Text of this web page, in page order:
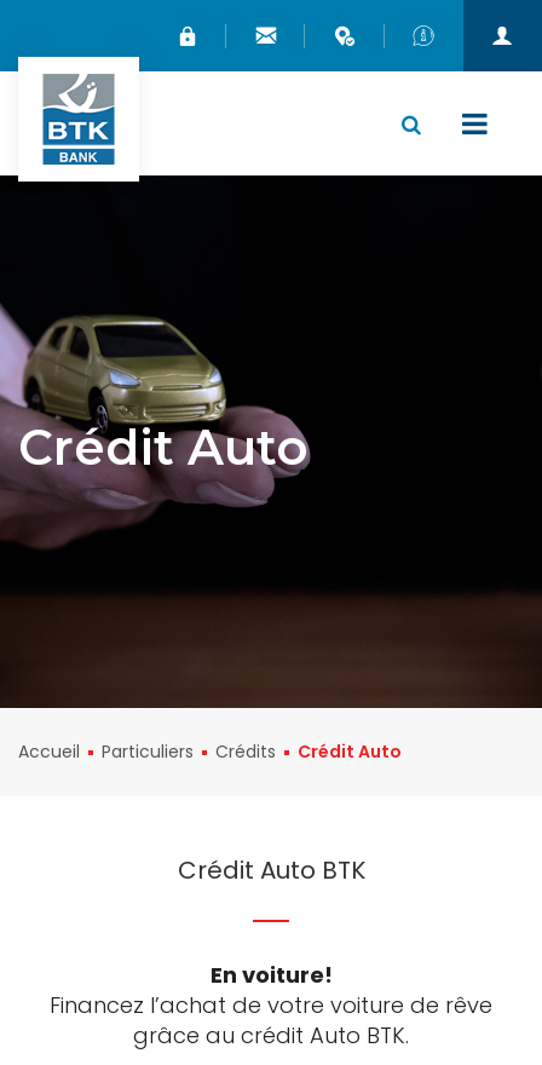
Crédit Auto
Accueil Particuliers Crédits Crédit Auto
Crédit Auto BTK
En voiture!
Financez l’achat de votre voiture de rêve
grâce au crédit Auto BTK.